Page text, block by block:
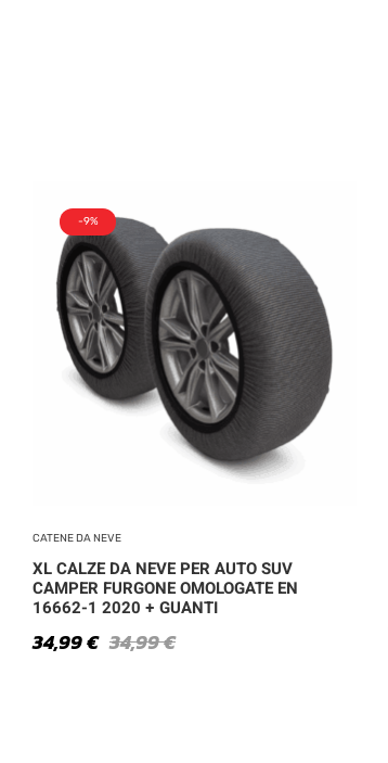
-9%
CATENE DA NEVE
XL CALZE DA NEVE PER AUTO SUV
CAMPER FURGONE OMOLOGATE EN
16662-1 2020 + GUANTI
34,99€
34,99€